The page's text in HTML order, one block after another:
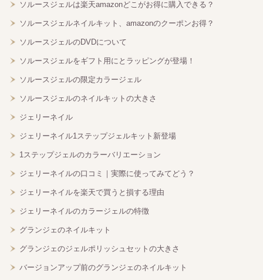
ソルースジェルは楽天amazonどこがお得に購入できる？
ソルースジェルネイルキット、amazonのクーポンお得？
ソルースジェルのDVDについて
ソルースジェルをギフト用にとラッピングが登場！
ソルースジェルの限定カラージェル
ソルースジェルのネイルキットの大きさ
ジェリーネイル
ジェリーネイル1ステップジェルキット新登場
1ステップジェルのカラーバリエーション
ジェリーネイルの口コミ｜実際に使ってみてどう？
ジェリーネイルを楽天で買うと損する理由
ジェリーネイルのカラージェルの特徴
グランジェのネイルキット
グランジェのジェルポリッシュセットの大きさ
バージョンアップ前のグランジェのネイルキット